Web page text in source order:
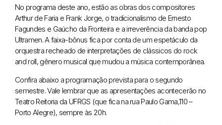
No programa deste ano, estão as obras dos compositores
Arthur de Faria e Frank Jorge, o tradicionalismo de Ernesto
Fagundes e Gaúcho da Fronteira e a irreverência da banda pop
Ultramen. A faixa-bônus fica por conta de um espetáculo da
orquestra recheado de interpretações de clássicos do rock
and roll, gênero musical que mudou a música contemporânea.
Confira abaixo a programação prevista para o segundo
semestre. Vale lembrar que as apresentações acontecerão no
Teatro Reitoria da UFRGS (que fica na rua Paulo Gama,110 –
Porto Alegre), sempre às 20h.